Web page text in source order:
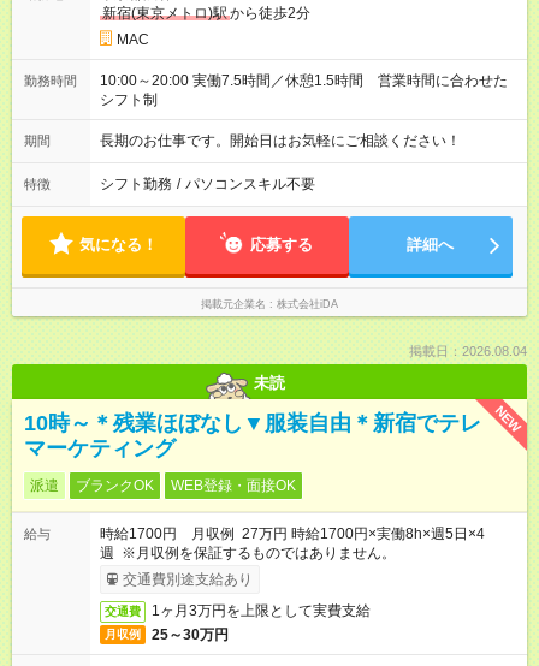
新宿(東京メトロ)駅から徒歩2分
MAC
勤務時間
10:00～20:00 実働7.5時間／休憩1.5時間 営業時間に合わせた
シフト制
期間 長期のお仕事です。開始日はお気軽にご相談ください！
特徴 シフト勤務 / パソコンスキル不要
気になる！ 応募する 詳細へ
掲載元企業名 株式会社iDA
掲載日：2026.08.04
未読
NEW
10時～＊残業ほぼなし▼服装自由＊新宿でテレ
マーケティング
派遣 ブランクOK WEB登録・面接OK
給与
時給1700円 月収例 27万円 時給1700円×実働8h×週5日×4
週 ※月収例を保証するものではありません。
交通費別途支給あり
交通費 1ヶ月3万円を上限として実費支給
月収例 25～30万円